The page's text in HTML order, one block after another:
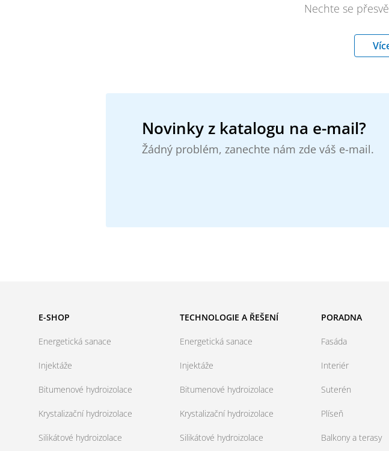
Nechte se
Novinky z katalogu na e-mail?
Žádný problém, zanechte nám zde váš e-mail.
E-SHOP
Energetická sanace
Injektáže
Bitumenové hydroizolace
Krystalizační hydroizolace
Silikátové hydroizolace
TECHNOLOGIE A ŘEŠENÍ
Energetická sanace
Injektáže
Bitumenové hydroizolace
Krystalizační hydroizolace
Silikátové hydroizolace
PORADNA
Fasáda
Interiér
Suterén
Plíseň
Balkony a terasy